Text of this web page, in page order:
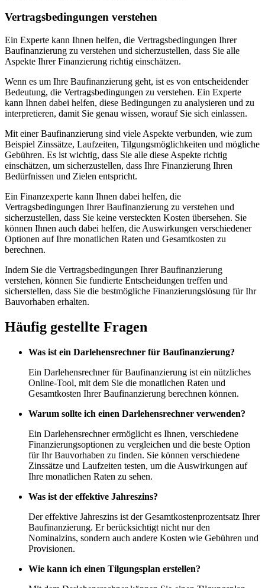
Vertragsbedingungen verstehen
Ein Experte kann Ihnen helfen, die Vertragsbedingungen Ihrer
Baufinanzierung zu verstehen und sicherzustellen, dass Sie alle
Aspekte Ihrer Finanzierung richtig einschätzen.
Wenn es um Ihre Baufinanzierung geht, ist es von entscheidender
Bedeutung, die Vertragsbedingungen zu verstehen. Ein Experte
kann Ihnen dabei helfen, diese Bedingungen zu analysieren und zu
interpretieren, damit Sie genau wissen, worauf Sie sich einlassen.
Mit einer Baufinanzierung sind viele Aspekte verbunden, wie zum
Beispiel Zinssätze, Laufzeiten, Tilgungsmöglichkeiten und mögliche
Gebühren. Es ist wichtig, dass Sie alle diese Aspekte richtig
einschätzen, um sicherzustellen, dass Ihre Finanzierung Ihren
Bedürfnissen und Zielen entspricht.
Ein Finanzexperte kann Ihnen dabei helfen, die
Vertragsbedingungen Ihrer Baufinanzierung zu verstehen und
sicherzustellen, dass Sie keine versteckten Kosten übersehen. Sie
können Ihnen auch dabei helfen, die Auswirkungen verschiedener
Optionen auf Ihre monatlichen Raten und Gesamtkosten zu
berechnen.
Indem Sie die Vertragsbedingungen Ihrer Baufinanzierung
verstehen, können Sie fundierte Entscheidungen treffen und
sicherstellen, dass Sie die bestmögliche Finanzierungslösung für Ihr
Bauvorhaben erhalten.
Häufig gestellte Fragen
Was ist ein Darlehensrechner für Baufinanzierung?
Ein Darlehensrechner für Baufinanzierung ist ein nützliches
Online-Tool, mit dem Sie die monatlichen Raten und
Gesamtkosten Ihrer Baufinanzierung berechnen können.
Warum sollte ich einen Darlehensrechner verwenden?
Ein Darlehensrechner ermöglicht es Ihnen, verschiedene
Finanzierungsoptionen zu vergleichen und die beste Option
für Ihr Bauvorhaben zu finden. Sie können verschiedene
Zinssätze und Laufzeiten testen, um die Auswirkungen auf
Ihre monatlichen Raten zu sehen.
Was ist der effektive Jahreszins?
Der effektive Jahreszins ist der Gesamtkostenprozentsatz Ihrer
Baufinanzierung. Er berücksichtigt nicht nur den
Nominalzins, sondern auch andere Kosten wie Gebühren und
Provisionen.
Wie kann ich einen Tilgungsplan erstellen?